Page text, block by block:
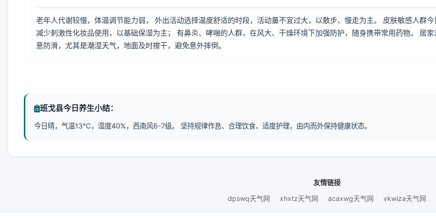
老年人代谢较慢，体温调节能力弱， 外出活动选择温度舒适的时段，活动量不宜过大，以散步、慢走为主。 皮肤敏感人群今
减少刺激性化妆品使用，以基础保湿为主； 有鼻炎、哮喘的人群，在风大、干燥环境下加强防护，随身携带常用药物。 居家
意防滑，尤其是潮湿天气，地面及时擦干，避免意外摔倒。
班戈县今日养生小结：
今日晴，气温13℃，湿度40%，西南风6-7级。 坚持规律作息、合理饮食、适度护理，由内而外保持健康状态。
友情链接
dpswq天气网
xhxtz天气网 acaxwg天气网 vkwiza天气网